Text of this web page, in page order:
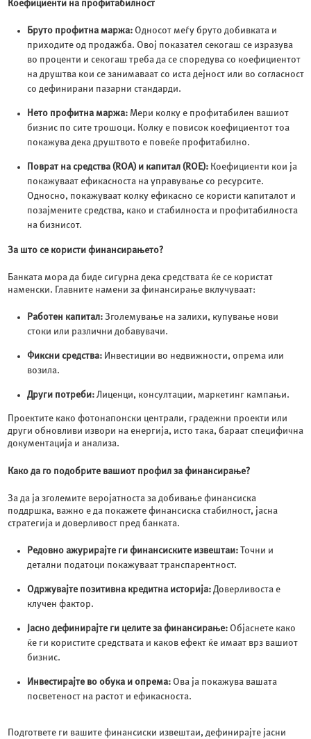
Коефициенти на профитабилност
Бруто профитна маржа:Односот меѓу бруто добивката и
приходите од продажба. Овој показател секогаш се изразува
во проценти и секогаш треба да се споредува со коефициентот
на друштва кои се занимаваат со иста дејност или во согласност
со дефинирани пазарни стандарди.
Нето профитна маржа:Мери колку е профитабилен вашиот
бизнис по сите трошоци. Колку е повисок коефициентот тоа
покажува дека друштвото е повеќе профитабилно.
Поврат на средства (ROA) и капитал (ROE):Коефициенти кои ја
покажуваат ефикасноста на управување со ресурсите.
Односно, покажуваат колку ефикасно се користи капиталот и
позајмените средства, како и стабилноста и профитабилноста
на бизнисот.
За што се користи финансирањето?
Банката мора да биде сигурна дека средствата ќе се користат
наменски. Главните намени за финансирање вклучуваат:
Работен капитал:Зголемување на залихи, купување нови
стоки или различни добавувачи.
Фиксни средства:Инвестиции во недвижности, опрема или
возила.
Други потреби:Лиценци, консултации, маркетинг кампањи.
Проектите како фотонапонски централи, градежни проекти или
други обновливи извори на енергија, исто така, бараат специфична
документација и анализа.
Како да го подобрите вашиот профил за финансирање?
За да ја зголемите веројатноста за добивање финансиска
поддршка, важно е да покажете финансиска стабилност, јасна
стратегија и доверливост пред банката.
Редовно ажурирајте ги финансиските извештаи:Точни и
детални податоци покажуваат транспарентност.
Одржувајте позитивна кредитна историја:Доверливоста е
клучен фактор.
Јасно дефинирајте ги целите за финансирање:Објаснете како
ќе ги користите средствата и каков ефект ќе имаат врз вашиот
бизнис.
Инвестирајте во обука и опрема:Ова ја покажува вашата
посветеност на растот и ефикасноста.
Подгответе ги вашите финансиски извештаи, дефинирајте јасни